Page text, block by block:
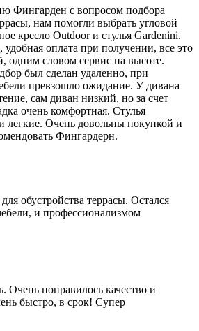
Фингарден с вопросом подбора
нам помогли выбрать угловой
кресло Outdoor и стулья Gardenini.
удобная оплата при получении, все это
одним словом сервис на высоте.
был сделан удаленно, при
превзошло ожидание. У дивана
сам диван низкий, но за счет
очень комфортная. Стулья
легкие. Очень довольны покупкой и
Фингардерн.
обустройства террасы. Остался
и профессионализмом
Очень понравилось качество и
быстро, в срок! Супер